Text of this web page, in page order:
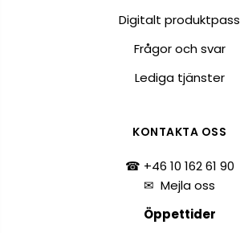
Digitalt produktpass
Frågor och svar
Lediga tjänster
KONTAKTA OSS
☎ +46 10 162 61 90
✉Mejla oss
Öppettider